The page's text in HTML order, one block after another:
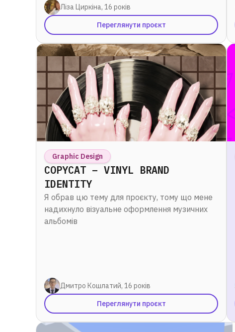
Ліза Циркіна, 16 років
Переглянути проєкт
Graphic Design
COPYCAT – VINYL BRAND
IDENTITY
Я обрав цю тему для проєкту, тому що мене
надихнуло візуальне оформлення музичних
альбомів
Дмитро Кошлатий, 16 років
Переглянути проєкт